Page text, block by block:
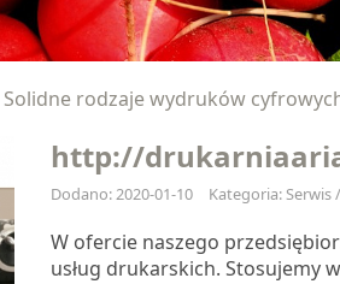
Solidne rodzaje wydruków
http://
Dodano: 2020-01-10 Kategoria: Serwis
W ofercie naszego
usług drukarskich. Stosujemy